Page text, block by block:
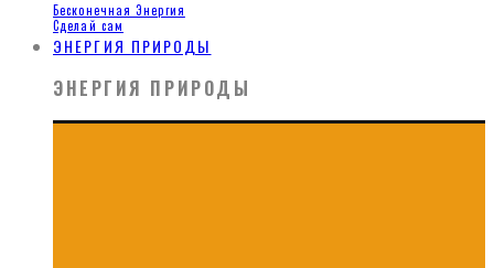
Бесконечная Энергия
Сделай сам
ЭНЕРГИЯ ПРИРОДЫ
ЭНЕРГИЯ ПРИРОДЫ